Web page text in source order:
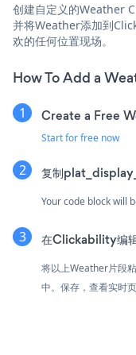
创建自定义的Weather
并将Weather添加到
欢的任何位置现场。
How To Add a
Create a Free
Start for free now
复制
Your code block will
在Clickability编
将以上Weather片段
中。保存，查看实时